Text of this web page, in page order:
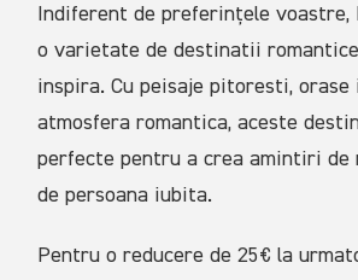
Indiferent de preferințele voastre,
o varietate de destinatii
inspira. Cu peisaje pitoresti,
atmosfera romantica, aceste
perfecte pentru a crea amintiri
de persoana iubita.
Pentru o reducere de 25€ la